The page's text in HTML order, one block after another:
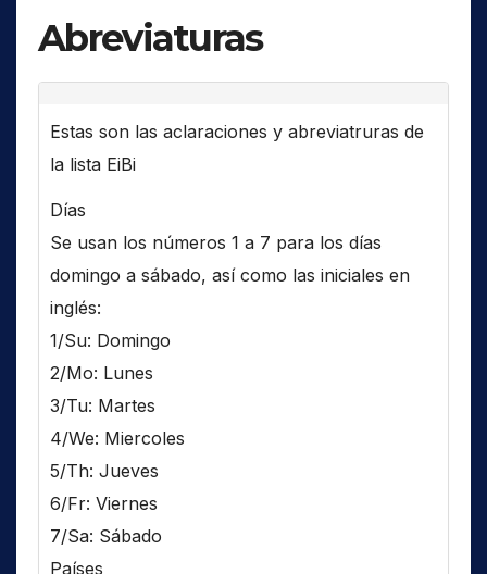
Abreviaturas
Estas son las aclaraciones y abreviatruras de
la lista EiBi
Días
Se usan los números 1 a 7 para los días
domingo a sábado, así como las iniciales en
inglés:
1/Su: Domingo
2/Mo: Lunes
3/Tu: Martes
4/We: Miercoles
5/Th: Jueves
6/Fr: Viernes
7/Sa: Sábado
Países